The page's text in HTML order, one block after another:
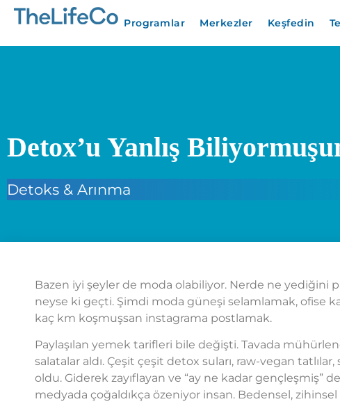
Programlar Merkezler Keşfedin
Detox’u Yanlış
Detoks & Arınma
Bazen iyi şeyler de moda olabiliyor. Nerde ne yediğini
neyse ki geçti. Şimdi moda güneşi selamlamak, ofise
kaç km koşmuşsan instagrama postlamak.
Paylaşılan yemek tarifleri bile değişti. Tavada
salatalar aldı. Çeşit çeşit detox suları, raw-vegan tatlılar,
oldu. Giderek zayıflayan ve “ay ne kadar gençleşmiş”
medyada çoğaldıkça özeniyor insan. Bedensel,